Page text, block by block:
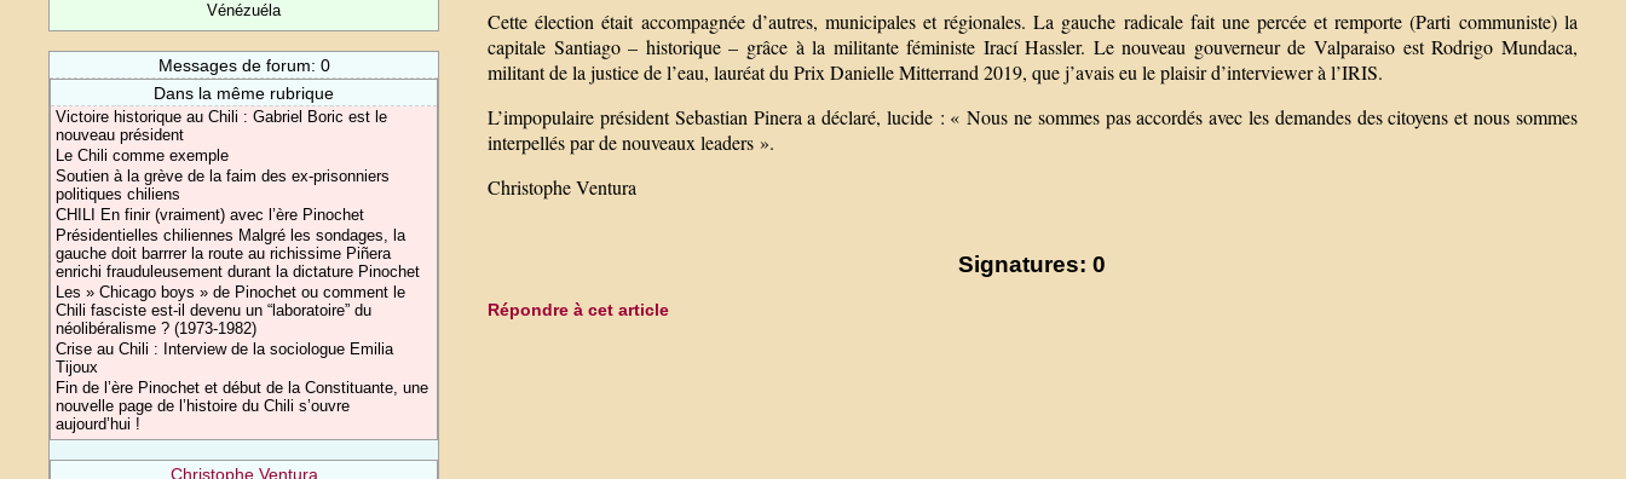
Vénézuéla
Messages de forum: 0
Dans la même rubrique
Victoire historique au Chili : Gabriel Boric est le
nouveau président
Le Chili comme exemple
Soutien à la grève de la faim des ex-prisonniers
politiques chiliens
CHILI En finir (vraiment) avec l’ère Pinochet
Présidentielles chiliennes Malgré les sondages, la
gauche doit barrrer la route au richissime Piñera
enrichi frauduleusement durant la dictature Pinochet
Les » Chicago boys » de Pinochet ou comment le
Chili fasciste est-il devenu un “laboratoire” du
néolibéralisme ? (1973-1982)
Crise au Chili : Interview de la sociologue Emilia
Tijoux
Fin de l’ère Pinochet et début de la Constituante, une
nouvelle page de l’histoire du Chili s’ouvre
aujourd’hui !
Christophe Ventura
Cette élection était accompagnée d’autres, municipales et régionales. La gauche radicale fait une percée et remporte (Parti communiste) la
capitale Santiago – historique – grâce à la militante féministe Irací Hassler. Le nouveau gouverneur de Valparaiso est Rodrigo Mundaca,
militant de la justice de l’eau, lauréat du Prix Danielle Mitterrand 2019, que j’avais eu le plaisir d’interviewer à l’IRIS.
L’impopulaire président Sebastian Pinera a déclaré, lucide : « Nous ne sommes pas accordés avec les demandes des citoyens et nous sommes
interpellés par de nouveaux leaders ».
Christophe Ventura
Signatures: 0
Répondre à cet article